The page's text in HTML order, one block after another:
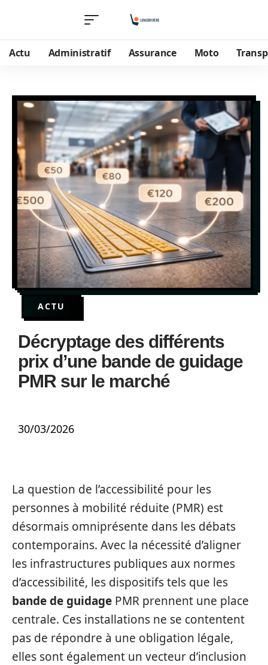
Actu Administratif Assurance Moto
ACTU
Décryptage des différents
prix d’une bande de guidage
PMR sur le marché
30/03/2026
La question de l’accessibilité pour les
personnes à mobilité réduite (PMR) est
désormais omniprésente dans les débats
contemporains. Avec la nécessité d’aligner
les infrastructures publiques aux normes
d’accessibilité, les dispositifs tels que les
bande de guidage PMR prennent une place
centrale. Ces installations ne se contentent
pas de répondre à une obligation légale,
elles sont également un vecteur d’inclusion